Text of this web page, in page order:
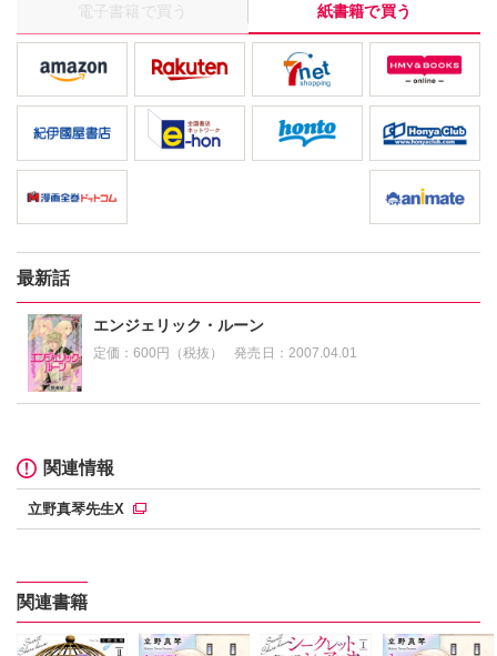
電子書籍で買う 紙書籍で買う
最新話
エンジェリック・ルーン
定価：600円（税抜） 発売日： 2007.04.01
関連情報
立野真琴先生X
関連書籍